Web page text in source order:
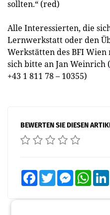
sollten.“ (red)
Alle Interessierten, die
Lernwerkstatt oder den
Werkstätten des BFI
sich bitte an Jan Weinrich (
+43 1 811 78 – 10355)
BEWERTEN SIE DIESEN
FacebookTwitter Messenger